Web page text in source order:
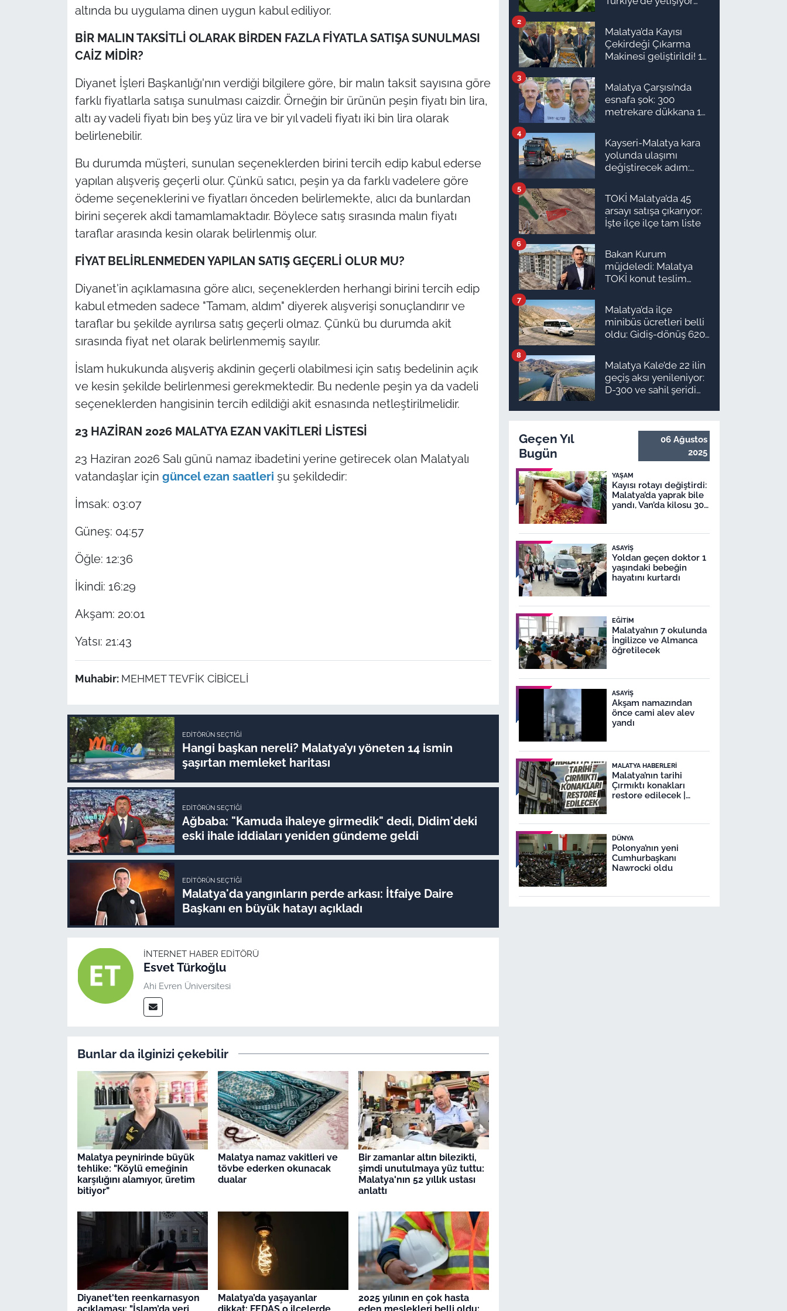
altında bu uygulama dinen uygun kabul ediliyor.
BİR MALIN TAKSİTLİ OLARAK BİRDEN FAZLA FİYATLA SATIŞA SUNULMASI
CAİZ MİDİR?
Diyanet İşleri Başkanlığı'nın verdiği bilgilere göre, bir malın taksit sayısına göre
farklı fiyatlarla satışa sunulması caizdir. Örneğin bir ürünün peşin fiyatı bin lira,
altı ay vadeli fiyatı bin beş yüz lira ve bir yıl vadeli fiyatı iki bin lira olarak
belirlenebilir.
Bu durumda müşteri, sunulan seçeneklerden birini tercih edip kabul ederse
yapılan alışveriş geçerli olur. Çünkü satıcı, peşin ya da farklı vadelere göre
ödeme seçeneklerini ve fiyatları önceden belirlemekte, alıcı da bunlardan
birini seçerek akdi tamamlamaktadır. Böylece satış sırasında malın fiyatı
taraflar arasında kesin olarak belirlenmiş olur.
FİYAT BELİRLENMEDEN YAPILAN SATIŞ GEÇERLİ OLUR MU?
Diyanet'in açıklamasına göre alıcı, seçeneklerden herhangi birini tercih edip
kabul etmeden sadece "Tamam, aldım" diyerek alışverişi sonuçlandırır ve
taraflar bu şekilde ayrılırsa satış geçerli olmaz. Çünkü bu durumda akit
sırasında fiyat net olarak belirlenmemiş sayılır.
İslam hukukunda alışveriş akdinin geçerli olabilmesi için satış bedelinin açık
ve kesin şekilde belirlenmesi gerekmektedir. Bu nedenle peşin ya da vadeli
seçeneklerden hangisinin tercih edildiği akit esnasında netleştirilmelidir.
23 HAZİRAN 2026 MALATYA EZAN VAKİTLERİ LİSTESİ
23 Haziran 2026 Salı günü namaz ibadetini yerine getirecek olan Malatyalı
vatandaşlar için güncel ezan saatleri şu şekildedir:
İmsak: 03:07
Güneş: 04:57
Öğle: 12:36
İkindi: 16:29
Akşam: 20:01
Yatsı: 21:43
Muhabir: MEHMET TEVFİK CİBİCELİ
EDITÖRÜN SEÇTIĞI
Hangi başkan nereli? Malatya’yı yöneten 14 ismin
şaşırtan memleket haritası
EDITÖRÜN SEÇTIĞI
Ağbaba: "Kamuda ihaleye girmedik" dedi, Didim'deki
eski ihale iddiaları yeniden gündeme geldi
EDITÖRÜN SEÇTIĞI
Malatya'da yangınların perde arkası: İtfaiye Daire
Başkanı en büyük hatayı açıkladı
İNTERNET HABER EDITÖRÜ
Esvet Türkoğlu
Ahi Evren Üniversitesi
Bunlar da ilginizi çekebilir
Malatya peynirinde büyük
tehlike: "Köylü emeğinin
karşılığını alamıyor, üretim
bitiyor"
Malatya namaz vakitleri ve
tövbe ederken okunacak
dualar
Bir zamanlar altın bilezikti,
şimdi unutulmaya yüz tuttu:
Malatya'nın 52 yıllık ustası
anlattı
Diyanet'ten reenkarnasyon
Malatya’da yaşayanlar
2025 yılının en çok hasta
bakmıyor
Malatya’da Kayısı
Çekirdeği Çıkarma
Makinesi geliştirildi! 16
2
Malatya Çarşısı’nda
esnafa şok: 300
metrekare dükkana 1
3
Kayseri-Malatya kara
yolunda ulaşımı
değiştirecek adım:
4
TOKİ Malatya’da 45
arsayı satışa çıkarıyor:
İşte ilçe ilçe tam liste
5
Bakan Kurum
müjdeledi: Malatya
TOKİ konut teslim
ilçe ilçe teslimat
takvimi ve ödeme
planı
6
Malatya’da ilçe
minibüs ücretleri belli
oldu: Gidiş-dönüş 620
7
Malatya Kale’de 22 ilin
geçiş aksı yenileniyor:
D-300 ve sahil şeridi
8
Geçen Yıl
Bugün
06 Ağustos
2025
YAŞAM
Kayısı rotayı değiştirdi:
Malatya’da yaprak bile
yandı, Van’da kilosu 300
ASAYIŞ
Yoldan geçen doktor 1
yaşındaki bebeğin
hayatını kurtardı
EĞITIM
Malatya’nın 7 okulunda
İngilizce ve Almanca
öğretilecek
ASAYIŞ
Akşam namazından
önce cami alev alev
yandı
MALATYA HABERLERI
Malatya’nın tarihi
Çırmıktı konakları
restore edilecek |
restorasyon
DÜNYA
Polonya’nın yeni
Cumhurbaşkanı
Nawrocki oldu